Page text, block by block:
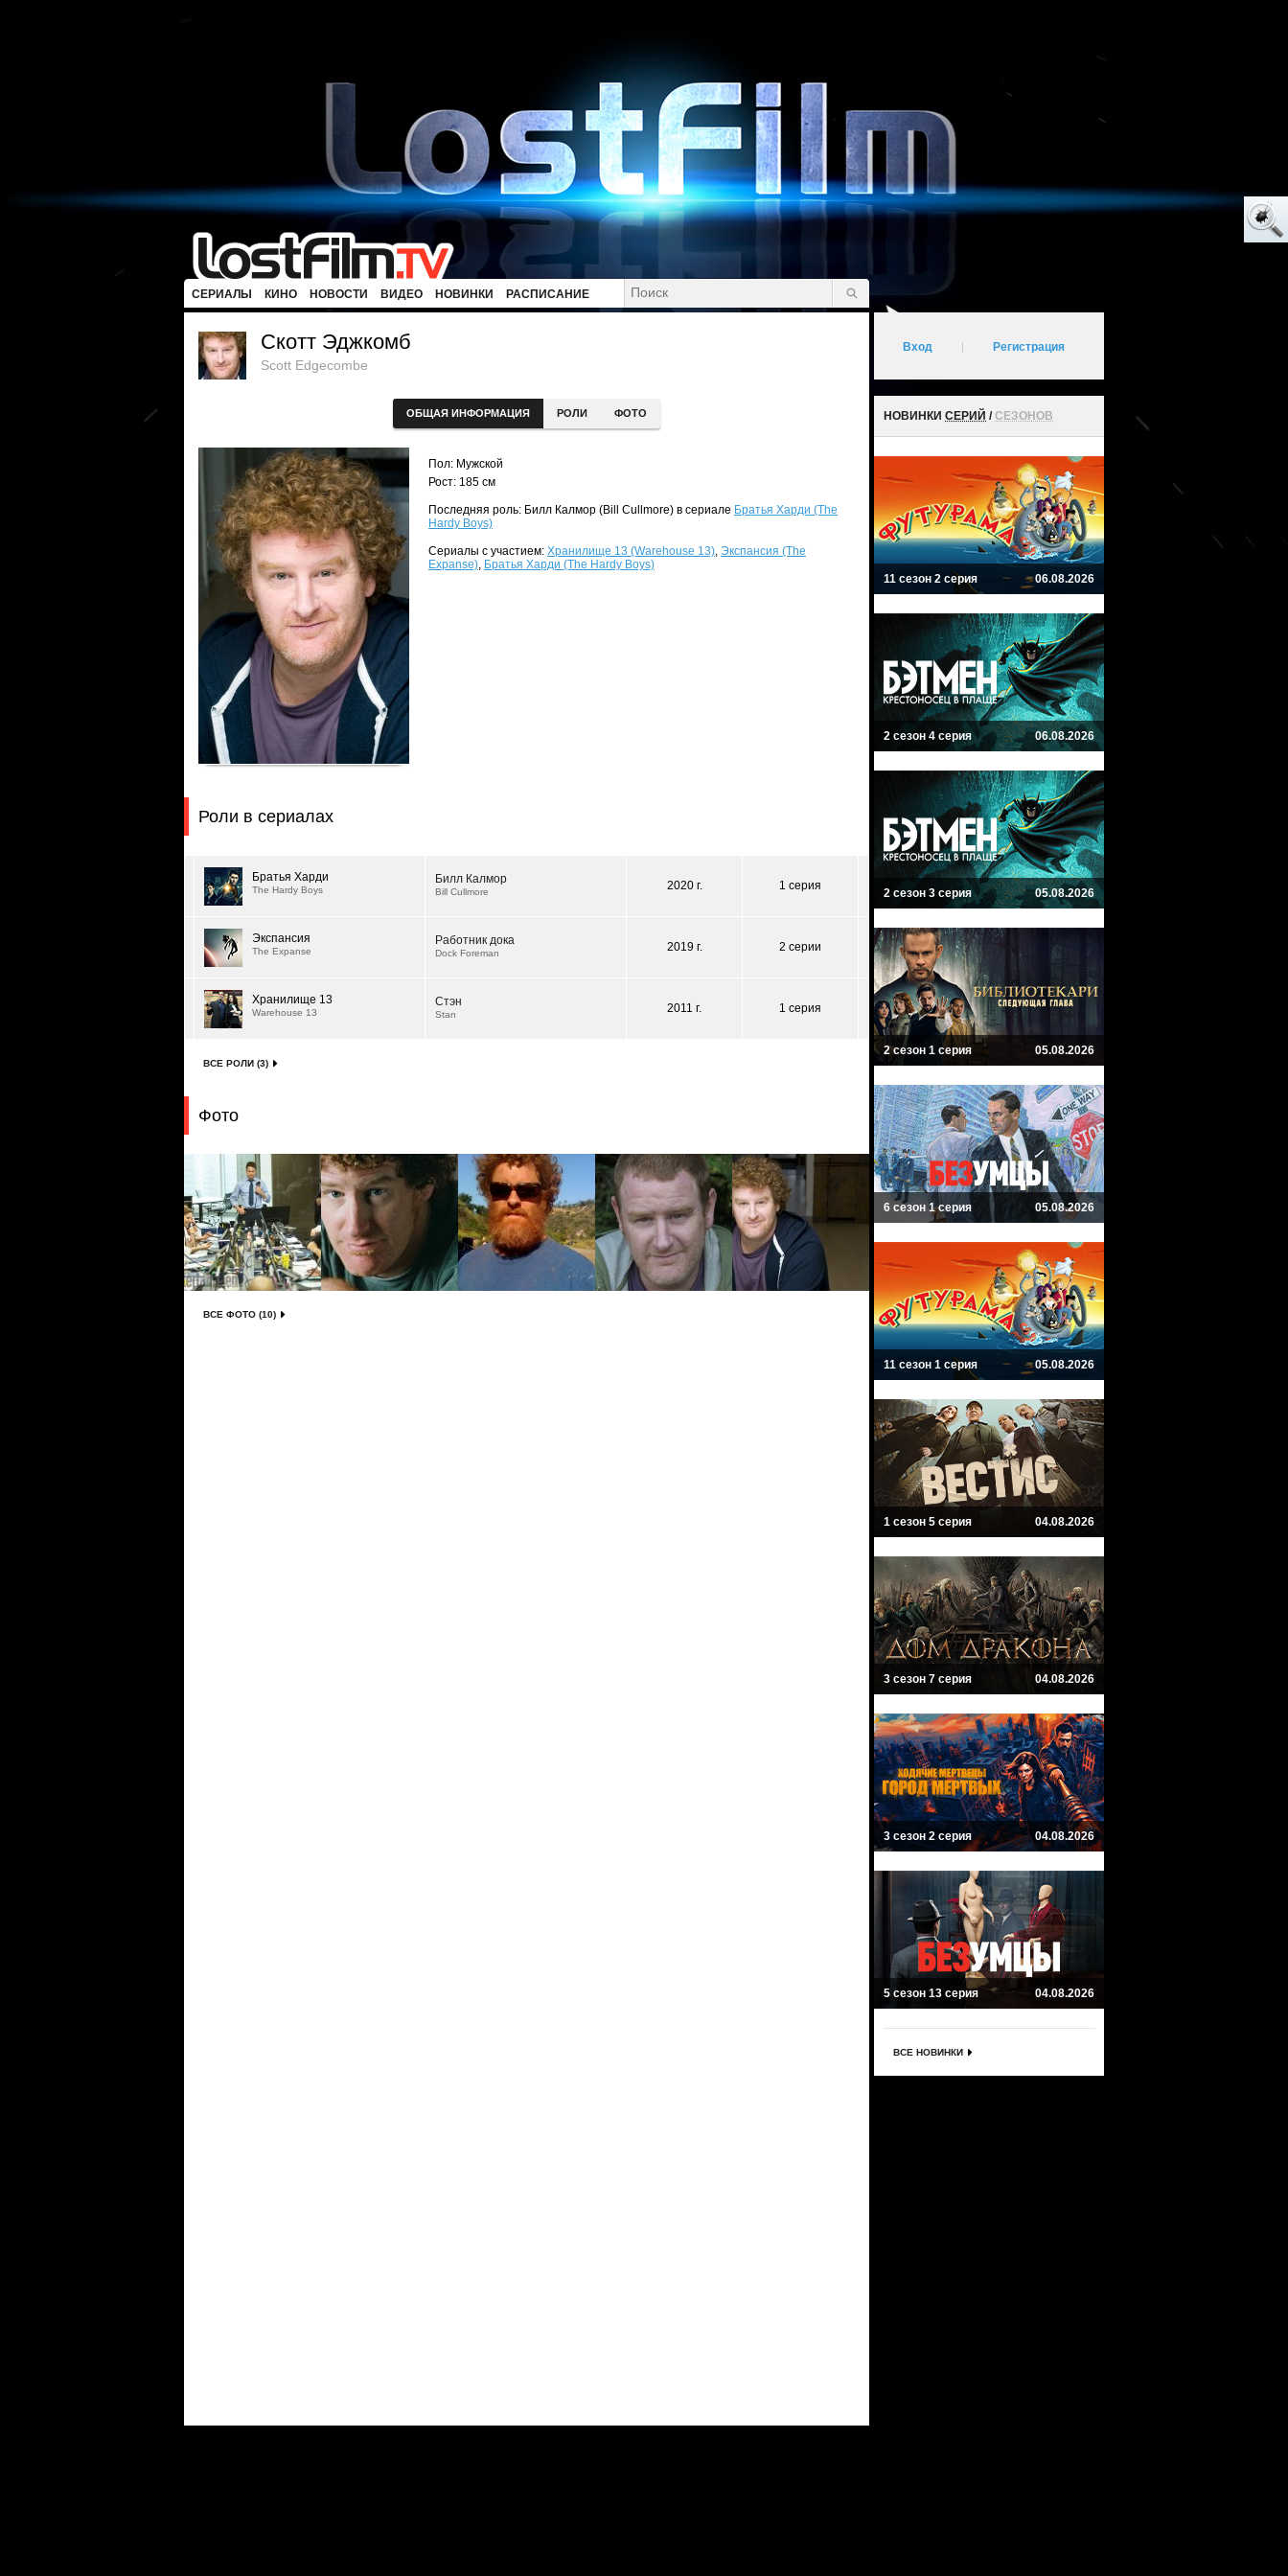
СЕРИАЛЫ КИНО НОВОСТИ ВИДЕО НОВИНКИ РАСПИСАНИЕ
Скотт Эджкомб
Scott Edgecombe
ОБЩАЯ ИНФОРМАЦИЯ РОЛИ ФОТО
Пол: Мужской
Рост: 185 см
Последняя роль: Билл Калмор (Bill Cullmore) в сериале Братья Харди (The
Hardy Boys)
Сериалы с участием: Хранилище 13 (Warehouse 13), Экспансия (The
Expanse), Братья Харди (The Hardy Boys)
Роли в сериалах
Братья Харди
The Hardy Boys
Билл Калмор
Bill Cullmore 2020 г. 1 серия
Экспансия
The Expanse
Работник дока
Dock Foreman 2019 г. 2 серии
Хранилище 13
Warehouse 13
Стэн
Stan 2011 г. 1 серия
ВСЕ РОЛИ (3)
Фото
ВСЕ ФОТО (10)
Вход Регистрация
НОВИНКИ СЕРИЙ /СЕЗОНОВ
11 сезон 2 серия 06.08.2026
2 сезон 4 серия 06.08.2026
2 сезон 3 серия 05.08.2026
2 сезон 1 серия 05.08.2026
6 сезон 1 серия 05.08.2026
11 сезон 1 серия 05.08.2026
1 сезон 5 серия 04.08.2026
3 сезон 7 серия 04.08.2026
3 сезон 2 серия 04.08.2026
5 сезон 13 серия 04.08.2026
ВСЕ НОВИНКИ